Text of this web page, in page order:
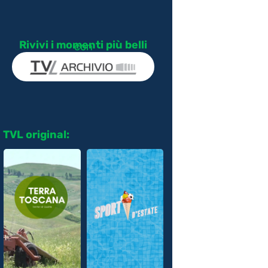
Rivivi i momenti più belli
con
TVL original: